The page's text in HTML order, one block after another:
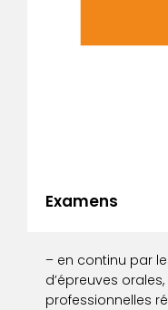
Examens
– en continu par
d’épreuves
professionnelles